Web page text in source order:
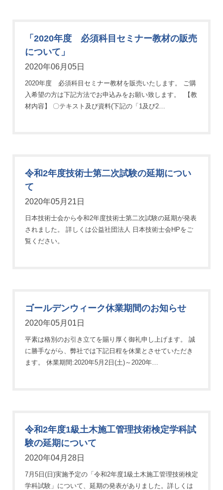
「2020年度 必須科目セミナー教材の販売
について」
2020年06月05日
2020年度 必須科目セミナー教材を販売いたします。 ご購
入希望の方は下記方法でお申込みをお願い致します。 【教
材内容】 〇テキスト及び資料(下記の「1及び2…
令和2年度技術士第二次試験の延期につい
て
2020年05月21日
日本技術士会から令和2年度技術士第二次試験の延期が発表
されました。 詳しくは公益社団法人 日本技術士会HPをご
覧ください。
ゴールデンウィーク休業期間のお知らせ
2020年05月01日
平素は格別のお引き立てを賜り厚く御礼申し上げます。 誠
に勝手ながら、弊社では下記日程を休業とさせていただき
ます。 休業期間:2020年5月2日(土)～2020年…
令和2年度1級土木施工管理技術検定学科試
験の延期について
2020年04月28日
7月5日(日)実施予定の「令和2年度1級土木施工管理技術検定
学科試験」について、延期の発表がありました。詳しくは